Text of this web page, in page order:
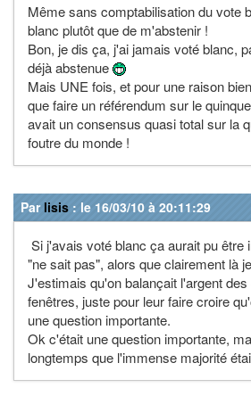
Même sans comptabilisation du vote
blanc plutôt que de m'abstenir !
Bon, je dis ça, j'ai jamais voté blanc,
déjà abstenue
Mais UNE fois, et pour une raison
que faire un référendum sur le
avait un consensus quasi total sur la
foutre du monde !
Par lisis : le 16/03/10 à 20:11:29
Si j'avais voté blanc ça aurait pu être
"ne sait pas", alors que clairement là
J'estimais qu'on balançait l'argent
fenêtres, juste pour leur faire croire
une question importante.
Ok c'était une question importante,
longtemps que l'immense majorité